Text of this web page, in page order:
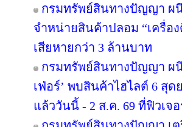
กรมทรัพย์สินทางปัญญา ผ
จำหน่ายสินค้าปลอม “เครื่อ
เสียหายกว่า 3 ล้านบาท
กรมทรัพย์สินทางปัญญา ผ
เฟ่อร์’ พบสินค้าไฮไลต์ 6 สุ
แล้ววันนี้ - 2 ส.ค. 69 ที่ฟิวเจ